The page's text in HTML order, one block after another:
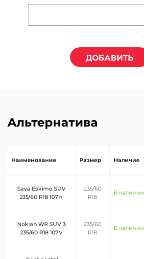
ДОБАВИТЬ
Альтернатива
Наименование Размер Наличие
Sava Eskimo SUV
235/60 R18 107H
235/60
R18
В наличии
Nokian WR SUV 3
235/60 R18 107V
235/60
R18
В наличии